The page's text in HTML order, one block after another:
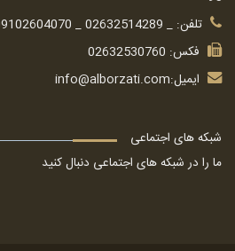
تلفن: _ 02632514289 _ 09102604070
فکس: 02632530760
ایمیل:info@alborzati.com
شبکه های اجتماعی
ما را در شبکه های اجتماعی دنبال کنید